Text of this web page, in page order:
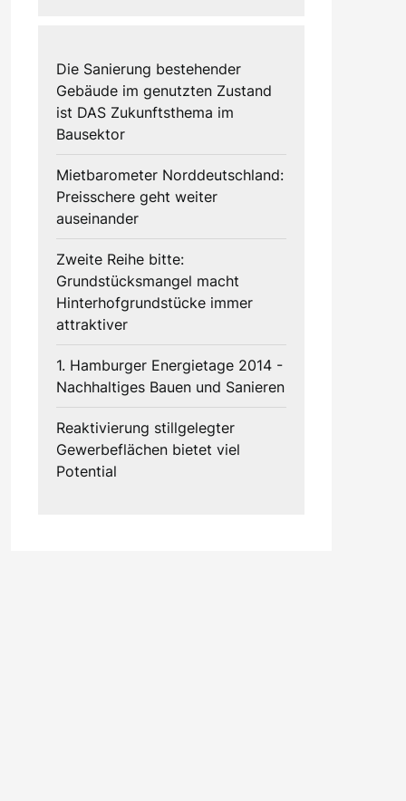
Die Sanierung bestehender
Gebäude im genutzten Zustand
ist DAS Zukunftsthema im
Bausektor
Mietbarometer Norddeutschland:
Preisschere geht weiter
auseinander
Zweite Reihe bitte:
Grundstücksmangel macht
Hinterhofgrundstücke immer
attraktiver
1. Hamburger Energietage 2014 -
Nachhaltiges Bauen und Sanieren
Reaktivierung stillgelegter
Gewerbeflächen bietet viel
Potential